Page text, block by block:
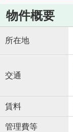
物件概要
所在地
交通
賃料
管理費等